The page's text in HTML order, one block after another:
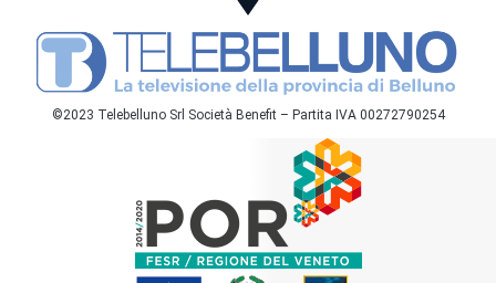
©2023 Telebelluno Srl Società Benefit – Partita IVA 00272790254